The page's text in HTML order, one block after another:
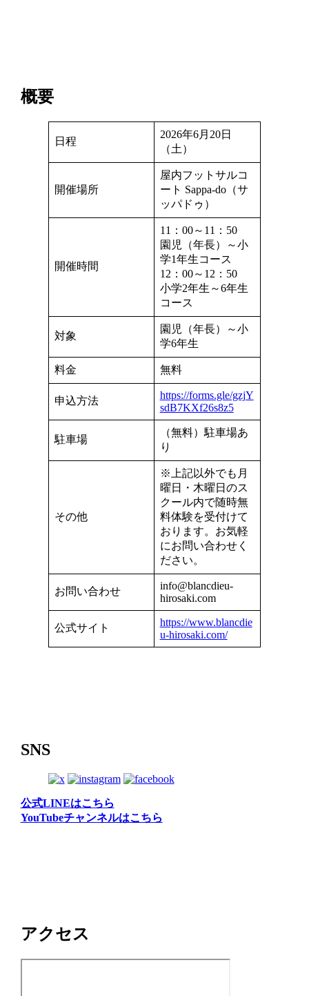
概要
日程
2026年6月20日
（土）
開催場所
屋内フットサルコ
ート Sappa-do（サ
ッパドゥ）
開催時間
11：00～11：50
園児（年長）～小
学1年生コース
12：00～12：50
小学2年生～6年生
コース
対象
園児（年長）～小
学6年生
料金 無料
申込方法
https://forms.gle/gzjY
sdB7KXf26s8z5
駐車場
（無料）駐車場あ
り
その他
※上記以外でも月
曜日・木曜日のス
クール内で随時無
料体験を受付けて
おります。お気軽
にお問い合わせく
ださい。
お問い合わせ
info@blancdieu-
hirosaki.com
公式サイト
https://www.blancdie
u-hirosaki.com/
SNS
公式LINEはこちら
YouTubeチャンネルはこちら
アクセス